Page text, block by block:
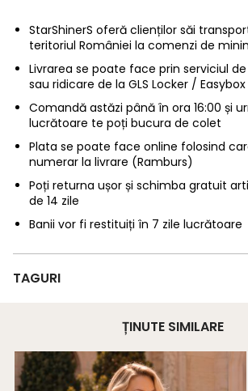
StarShinerS oferă clienților săi
teritoriul României la comenzi de
Livrarea se poate face prin serviciul
sau ridicare de la GLS Locker / Easybox
Comandă astăzi până în ora 16:00 și
lucrătoare te poți bucura de colet
Plata se poate face online folosind
numerar la livrare (Ramburs)
Poți returna ușor și schimba gratuit
de 14 zile
Banii vor fi restituiți în 7 zile lucrătoare
TAGURI
ȚINUTE SIMILARE